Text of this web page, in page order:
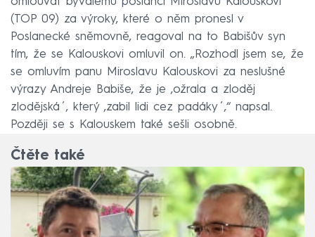
(TOP 09) za výroky, které o něm pronesl v
Poslanecké sněmovně, reagoval na to Babišův syn
tím, že se Kalouskovi omluvil on. „Rozhodl jsem se, že
se omluvím panu Miroslavu Kalouskovi za neslušné
výrazy Andreje Babiše, že je ,ožrala a zloděj
zlodějská´, který ,zabil lidi cez padáky´,“ napsal.
Později se s Kalouskem také sešli osobně.
Čtěte také